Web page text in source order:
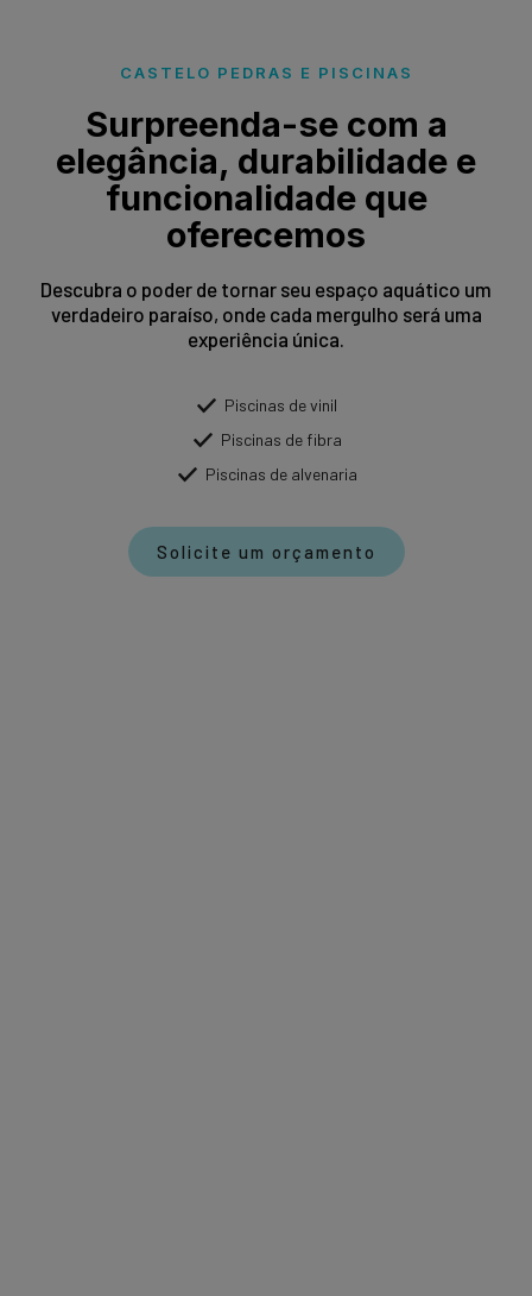
CASTELO PEDRAS E PISCINAS
Surpreenda-se com a
elegância, durabilidade e
funcionalidade que
oferecemos
Descubra o poder de tornar seu espaço aquático um
verdadeiro paraíso, onde cada mergulho será uma
experiência única.
Piscinas de vinil
Piscinas de fibra
Piscinas de alvenaria
Solicite um orçamento